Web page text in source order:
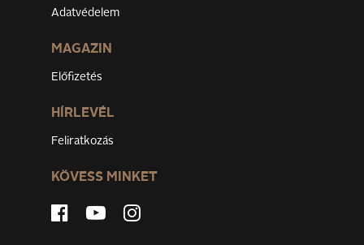
Adatvédelem
MAGAZIN
Előfizetés
HÍRLEVÉL
Feliratkozás
KÖVESS MINKET